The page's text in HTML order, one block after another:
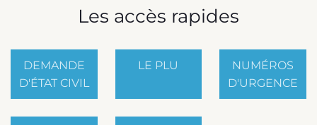
Les accès rapides
DEMANDE
D'ÉTAT CIVIL
LE PLU
NUMÉROS
D'URGENCE